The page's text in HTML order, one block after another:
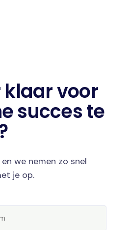
klaar voor
succes te
we nemen zo snel
je op.